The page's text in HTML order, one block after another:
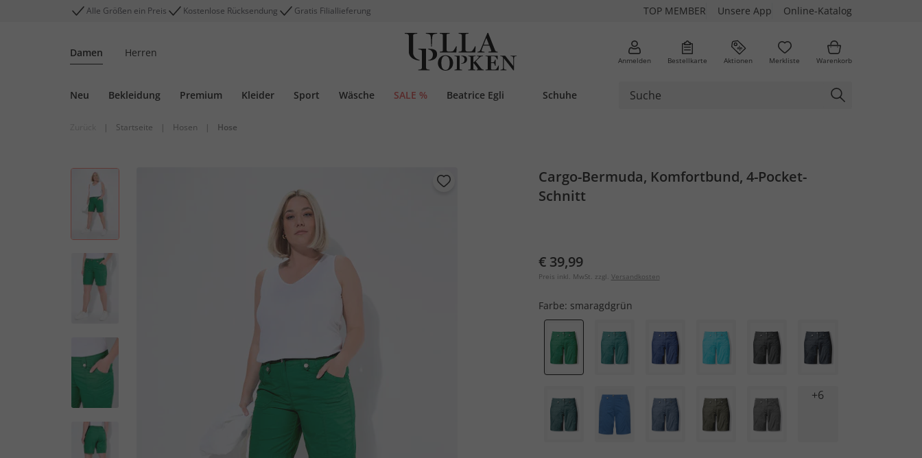
Alle Größen ein Preis Kostenlose Rücksendung Gratis Filiallieferung TOP MEMBER Unsere App Online-Katalog
Damen Herren
Anmelden Bestellkarte Aktionen Merkliste Warenkorb
Neu Bekleidung Premium Kleider Sport Wäsche SALE % Beatrice Egli Schuhe
| Startseite | Hosen | Hose
Cargo-Bermuda, Komfortbund, 4-Pocket-
Schnitt
€ 39,99
Preis inkl. MwSt. zzgl. Versandkosten
Farbe: smaragdgrün
+6